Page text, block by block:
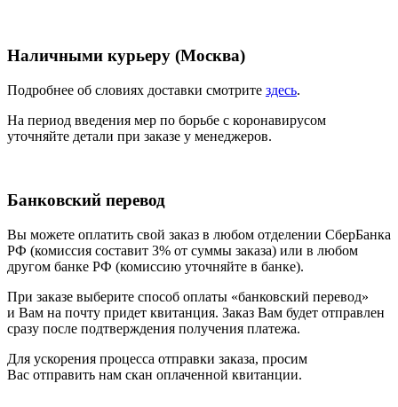
Наличными курьеру (Москва)
Подробнее об словиях доставки смотрите здесь.
На период введения мер по борьбе с коронавирусом
уточняйте детали при заказе у менеджеров.
Банковский перевод
Вы можете оплатить свой заказ в любом отделении СберБанка
РФ (комиссия составит 3% от суммы заказа) или в любом
другом банке РФ (комиссию уточняйте в банке).
При заказе выберите способ оплаты «банковский перевод»
и Вам на почту придет квитанция. Заказ Вам будет отправлен
сразу после подтверждения получения платежа.
Для ускорения процесса отправки заказа, просим
Вас отправить нам скан оплаченной квитанции.